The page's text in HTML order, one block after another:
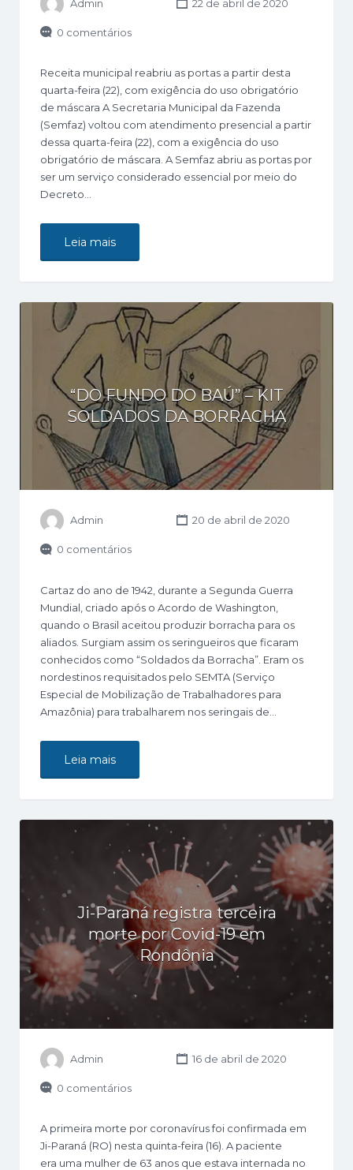
Admin 22 de abril de 2020
0 comentários
Receita municipal reabriu as portas a partir desta
quarta-feira (22), com exigência do uso obrigatório
de máscara A Secretaria Municipal da Fazenda
(Semfaz) voltou com atendimento presencial a partir
dessa quarta-feira (22), com a exigência do uso
obrigatório de máscara. A Semfaz abriu as portas por
ser um serviço considerado essencial por meio do
Decreto…
Leia mais
“DO FUNDO DO BAÚ” – KIT
SOLDADOS DA BORRACHA
Admin 20 de abril de 2020
0 comentários
Cartaz do ano de 1942, durante a Segunda Guerra
Mundial, criado após o Acordo de Washington,
quando o Brasil aceitou produzir borracha para os
aliados. Surgiam assim os seringueiros que ficaram
conhecidos como “Soldados da Borracha”. Eram os
nordestinos requisitados pelo SEMTA (Serviço
Especial de Mobilização de Trabalhadores para
Amazônia) para trabalharem nos seringais de…
Leia mais
Ji-Paraná registra terceira
morte por Covid-19 em
Rondônia
Admin 16 de abril de 2020
0 comentários
A primeira morte por coronavírus foi confirmada em
Ji-Paraná (RO) nesta quinta-feira (16). A paciente
era uma mulher de 63 anos que estava internada no